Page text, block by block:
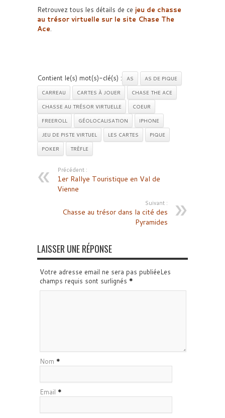
Retrouvez tous les détails de ce jeu de chasse
au trésor virtuelle sur le site Chase The
Ace
Contient le(s) mot(s)-clé(s) : AS
AS DE PIQUE
CARREAU
CARTES À JOUER
CHASE THE ACE
CHASSE AU TRÉSOR VIRTUELLE
COEUR
FREEROLL
GÉOLOCALISATION
IPHONE
JEU DE PISTE VIRTUEL
LES CARTES
PIQUE
POKER
TRÈFLE
Précédent :
1er Rallye Touristique en Val de
Vienne
Suivant :
Chasse au trésor dans la cité des
Pyramides
LAISSER UNE RÉPONSE
Votre adresse email ne sera pas publiéeLes
champs requis sont surlignés *
Nom *
Email *